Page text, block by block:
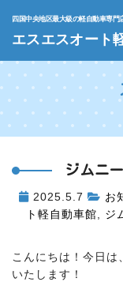
四国中央地区最大級の軽自動車専門
エスエスオート
ジムニ
2025.5.7 お
ト軽自動車館
ジ
こんにちは！今日
いたします！